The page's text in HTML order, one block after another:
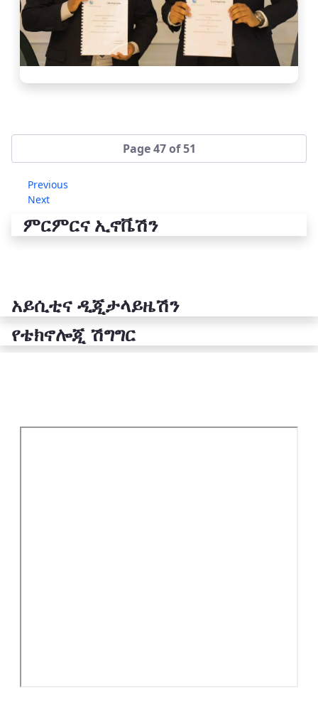
Page 47 of 51
Previous
Next
ምርምርና ኢኖቬሽን
አይሲቲና ዲጂታላይዜሽን
የቴክኖሎጂ ሽግግር